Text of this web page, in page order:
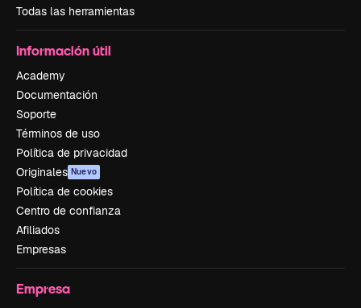
Todas las herramientas
Información útil
Academy
Documentación
Soporte
Términos de uso
Política de privacidad
Originales Nuevo
Política de cookies
Centro de confianza
Afiliados
Empresas
Empresa